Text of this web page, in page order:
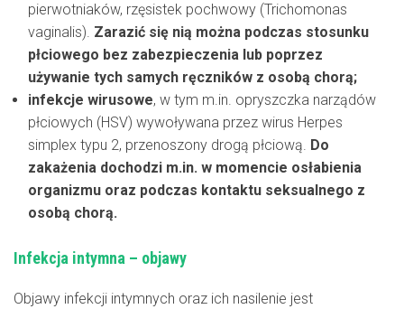
pierwotniaków, rzęsistek pochwowy (Trichomonas
vaginalis). Zarazić się nią można podczas stosunku
płciowego bez zabezpieczenia lub poprzez
używanie tych samych ręczników z osobą chorą;
infekcje wirusowe, w tym m.in. opryszczka narządów
płciowych (HSV) wywoływana przez wirus Herpes
simplex typu 2, przenoszony drogą płciową. Do
zakażenia dochodzi m.in. w momencie osłabienia
organizmu oraz podczas kontaktu seksualnego z
osobą chorą.
Infekcja intymna – objawy
Objawy infekcji intymnych oraz ich nasilenie jest